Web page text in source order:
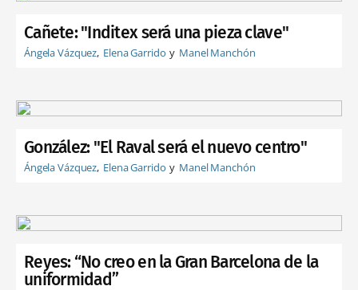
Cañete: "Inditex será una pieza clave"
Ángela Vázquez Elena Garrido Manel Manchón
González: "El Raval será el nuevo centro"
Ángela Vázquez Elena Garrido Manel Manchón
Reyes: “No creo en la Gran Barcelona de la
uniformidad”